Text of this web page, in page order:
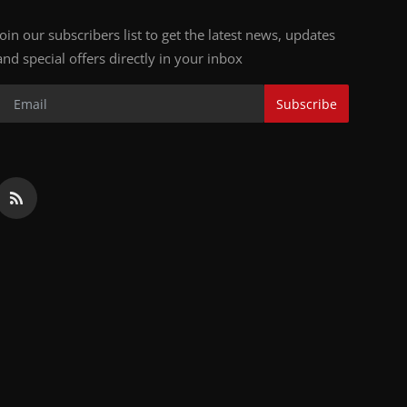
our subscribers list to get the latest news, updates
special offers directly in your inbox
Subscribe